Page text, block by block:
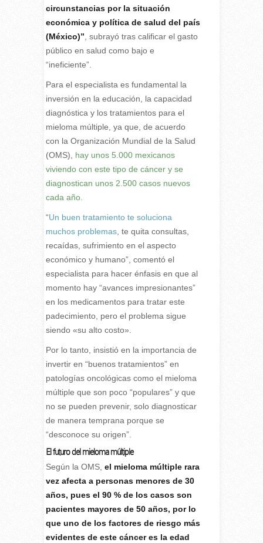
circunstancias por la situación
económica y política de salud del país
(México)”, subrayó tras calificar el gasto
público en salud como bajo e
“ineficiente”.
Para el especialista es fundamental la
inversión en la educación, la capacidad
diagnóstica y los tratamientos para el
mieloma múltiple, ya que, de acuerdo
con la Organización Mundial de la Salud
(OMS), hay unos 5.000 mexicanos
viviendo con este tipo de cáncer y se
diagnostican unos 2.500 casos nuevos
cada año.
“Un buen tratamiento te soluciona
muchos problemas, te quita consultas,
recaídas, sufrimiento en el aspecto
económico y humano”, comentó el
especialista para hacer énfasis en que al
momento hay “avances impresionantes”
en los medicamentos para tratar este
padecimiento, pero el problema sigue
siendo «su alto costo».
Por lo tanto, insistió en la importancia de
invertir en “buenos tratamientos” en
patologías oncológicas como el mieloma
múltiple que son poco “populares” y que
no se pueden prevenir, solo diagnosticar
de manera temprana porque se
“desconoce su origen”.
El futuro del mieloma múltiple
Según la OMS, el mieloma múltiple rara
vez afecta a personas menores de 30
años, pues el 90 % de los casos son
pacientes mayores de 50 años, por lo
que uno de los factores de riesgo más
evidentes de este cáncer es la edad